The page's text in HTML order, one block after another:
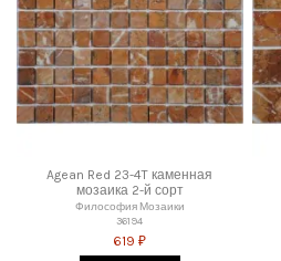
Agean Red 23-4T каменная
мозаика 2-й сорт
Философия Мозаики
36194
619 ₽